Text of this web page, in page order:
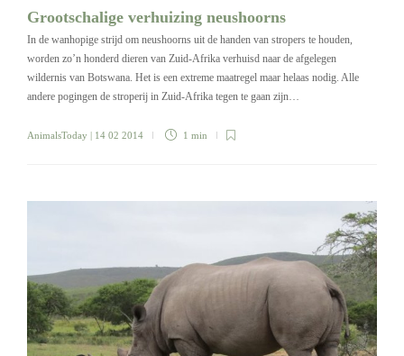
Grootschalige verhuizing neushoorns
In de wanhopige strijd om neushoorns uit de handen van stropers te houden,
worden zo’n honderd dieren van Zuid-Afrika verhuisd naar de afgelegen
wildernis van Botswana. Het is een extreme maatregel maar helaas nodig. Alle
andere pogingen de stroperij in Zuid-Afrika tegen te gaan zijn…
AnimalsToday | 14 02 2014 1 min